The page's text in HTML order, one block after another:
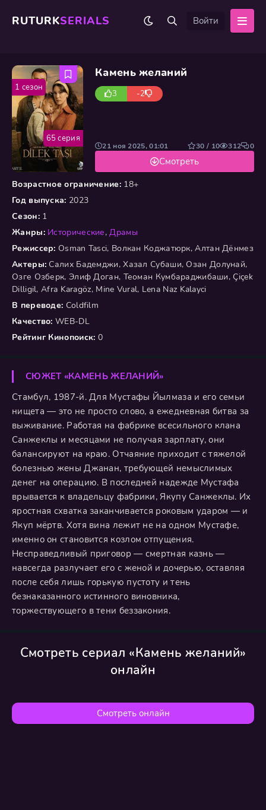
RUTURKSERIALS Войти
Камень желаний
3 -2
Возрастное ограничение:18+
Год выпуска: 2023
Сезон:1
Жанры: Исторические,Драмы
Режиссер: Osman Tasci, Волкан Коджатюрк, Алтан Дёнмез
Актеры: Салих Бадемджи, Хазал Субаши, Озан Долунай,
Озге Озберк, Элиф Доган, Теоман Кумбараджибаши, Çiçek
Dilligil, Afra Karagöz, Mine Vural, Lena Naz Kalayci
В переводе: Coldfilm
Качество: WEB-DL
Рейтинг Кинопоиск: 0
Смотреть
21 ноя 2025, 01:01 30 / 10 312 0
65 серия
1 сезон
СЮЖЕТ «КАМЕНЬ ЖЕЛАНИЙ»
Стамбул, 1987-й. Для Мустафы Йылмаза и его семьи
нищета — это не просто слово, а ежедневная битва за
выживание. Работая на фабрике всесильного клана
Санжеклы и месяцами не получая зарплату, они
балансируют на краю. Отчаяние приходит с тяжелой
болезнью жены Джанан, требующей немыслимых
денег на операцию. В последней надежде Мустафа
врывается к владельцу фабрики, Якупу Санжеклы. Их
яростная схватка заканчивается роковым ударом — и
Якуп мёртв. Хотя вина лежит не на одном Мустафе,
именно он становится козлом отпущения.
Несправедливый приговор — смертная казнь —
навсегда разлучает его с женой и дочерью, оставляя
после себя лишь горькую пустоту и тень
безнаказанного истинного виновника,
торжествующего в тени беззакония.
Смотреть сериал «Камень желаний»
онлайн
Смотреть онлайн